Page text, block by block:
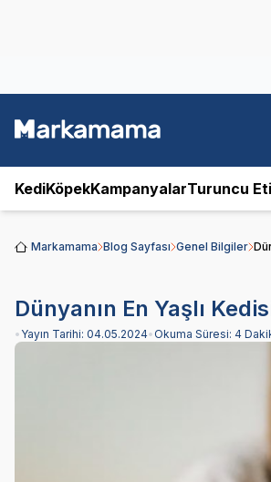
KediKöpekKampanyalarTuruncu
Markamama Blog Sayfası Genel Bilgiler
Dünyanın En Yaşlı
• Yayın Tarihi: 04.05.2024•Okuma Süresi: 4